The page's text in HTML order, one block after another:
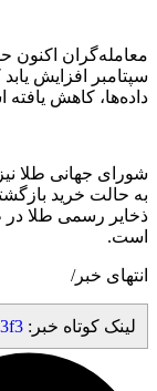
داده‌ها، کاهش
شورای جهانی طلا
به حالت خرید
است.
انتهای خبر/
لینک کوتاه خبر: